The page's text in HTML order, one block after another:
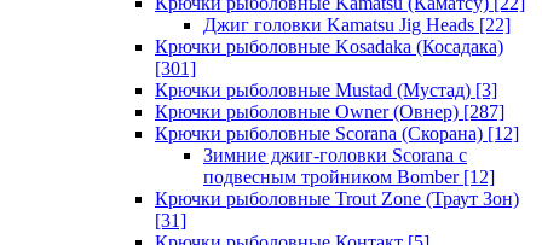
Джиг головки Kamatsu Jig Heads [22]
Крючки рыболовные Kosadaka (Косадака)
[301]
Крючки рыболовные Mustad (Мустад) [3]
Крючки рыболовные Owner (Овнер) [287]
Крючки рыболовные Scorana (Скорана) [12]
Зимние джиг-головки Scorana с
подвесным тройником Bomber[12]
Крючки рыболовные Trout Zone (Траут Зон)
[31]